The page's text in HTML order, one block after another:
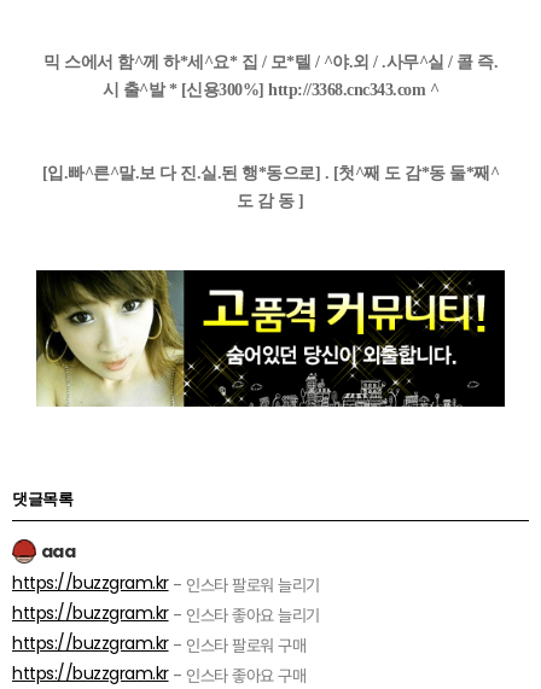
믹 스에서 함^께 하*세^요* 집 / 모*텔 / ^야.외 / .사무^실 / 콜 즉.
시 출^발 * [신용300%] http://3368.cnc343.com ^
[입.빠^른^말.보 다 진.실.된 행*동으로] . [첫^째 도 감*동 둘*째^
도 감 동 ]
댓글목록
aaa
https://buzzgram.kr- 인스타 팔로워 늘리기
https://buzzgram.kr- 인스타 좋아요 늘리기
https://buzzgram.kr- 인스타 팔로워 구매
https://buzzgram.kr- 인스타 좋아요 구매